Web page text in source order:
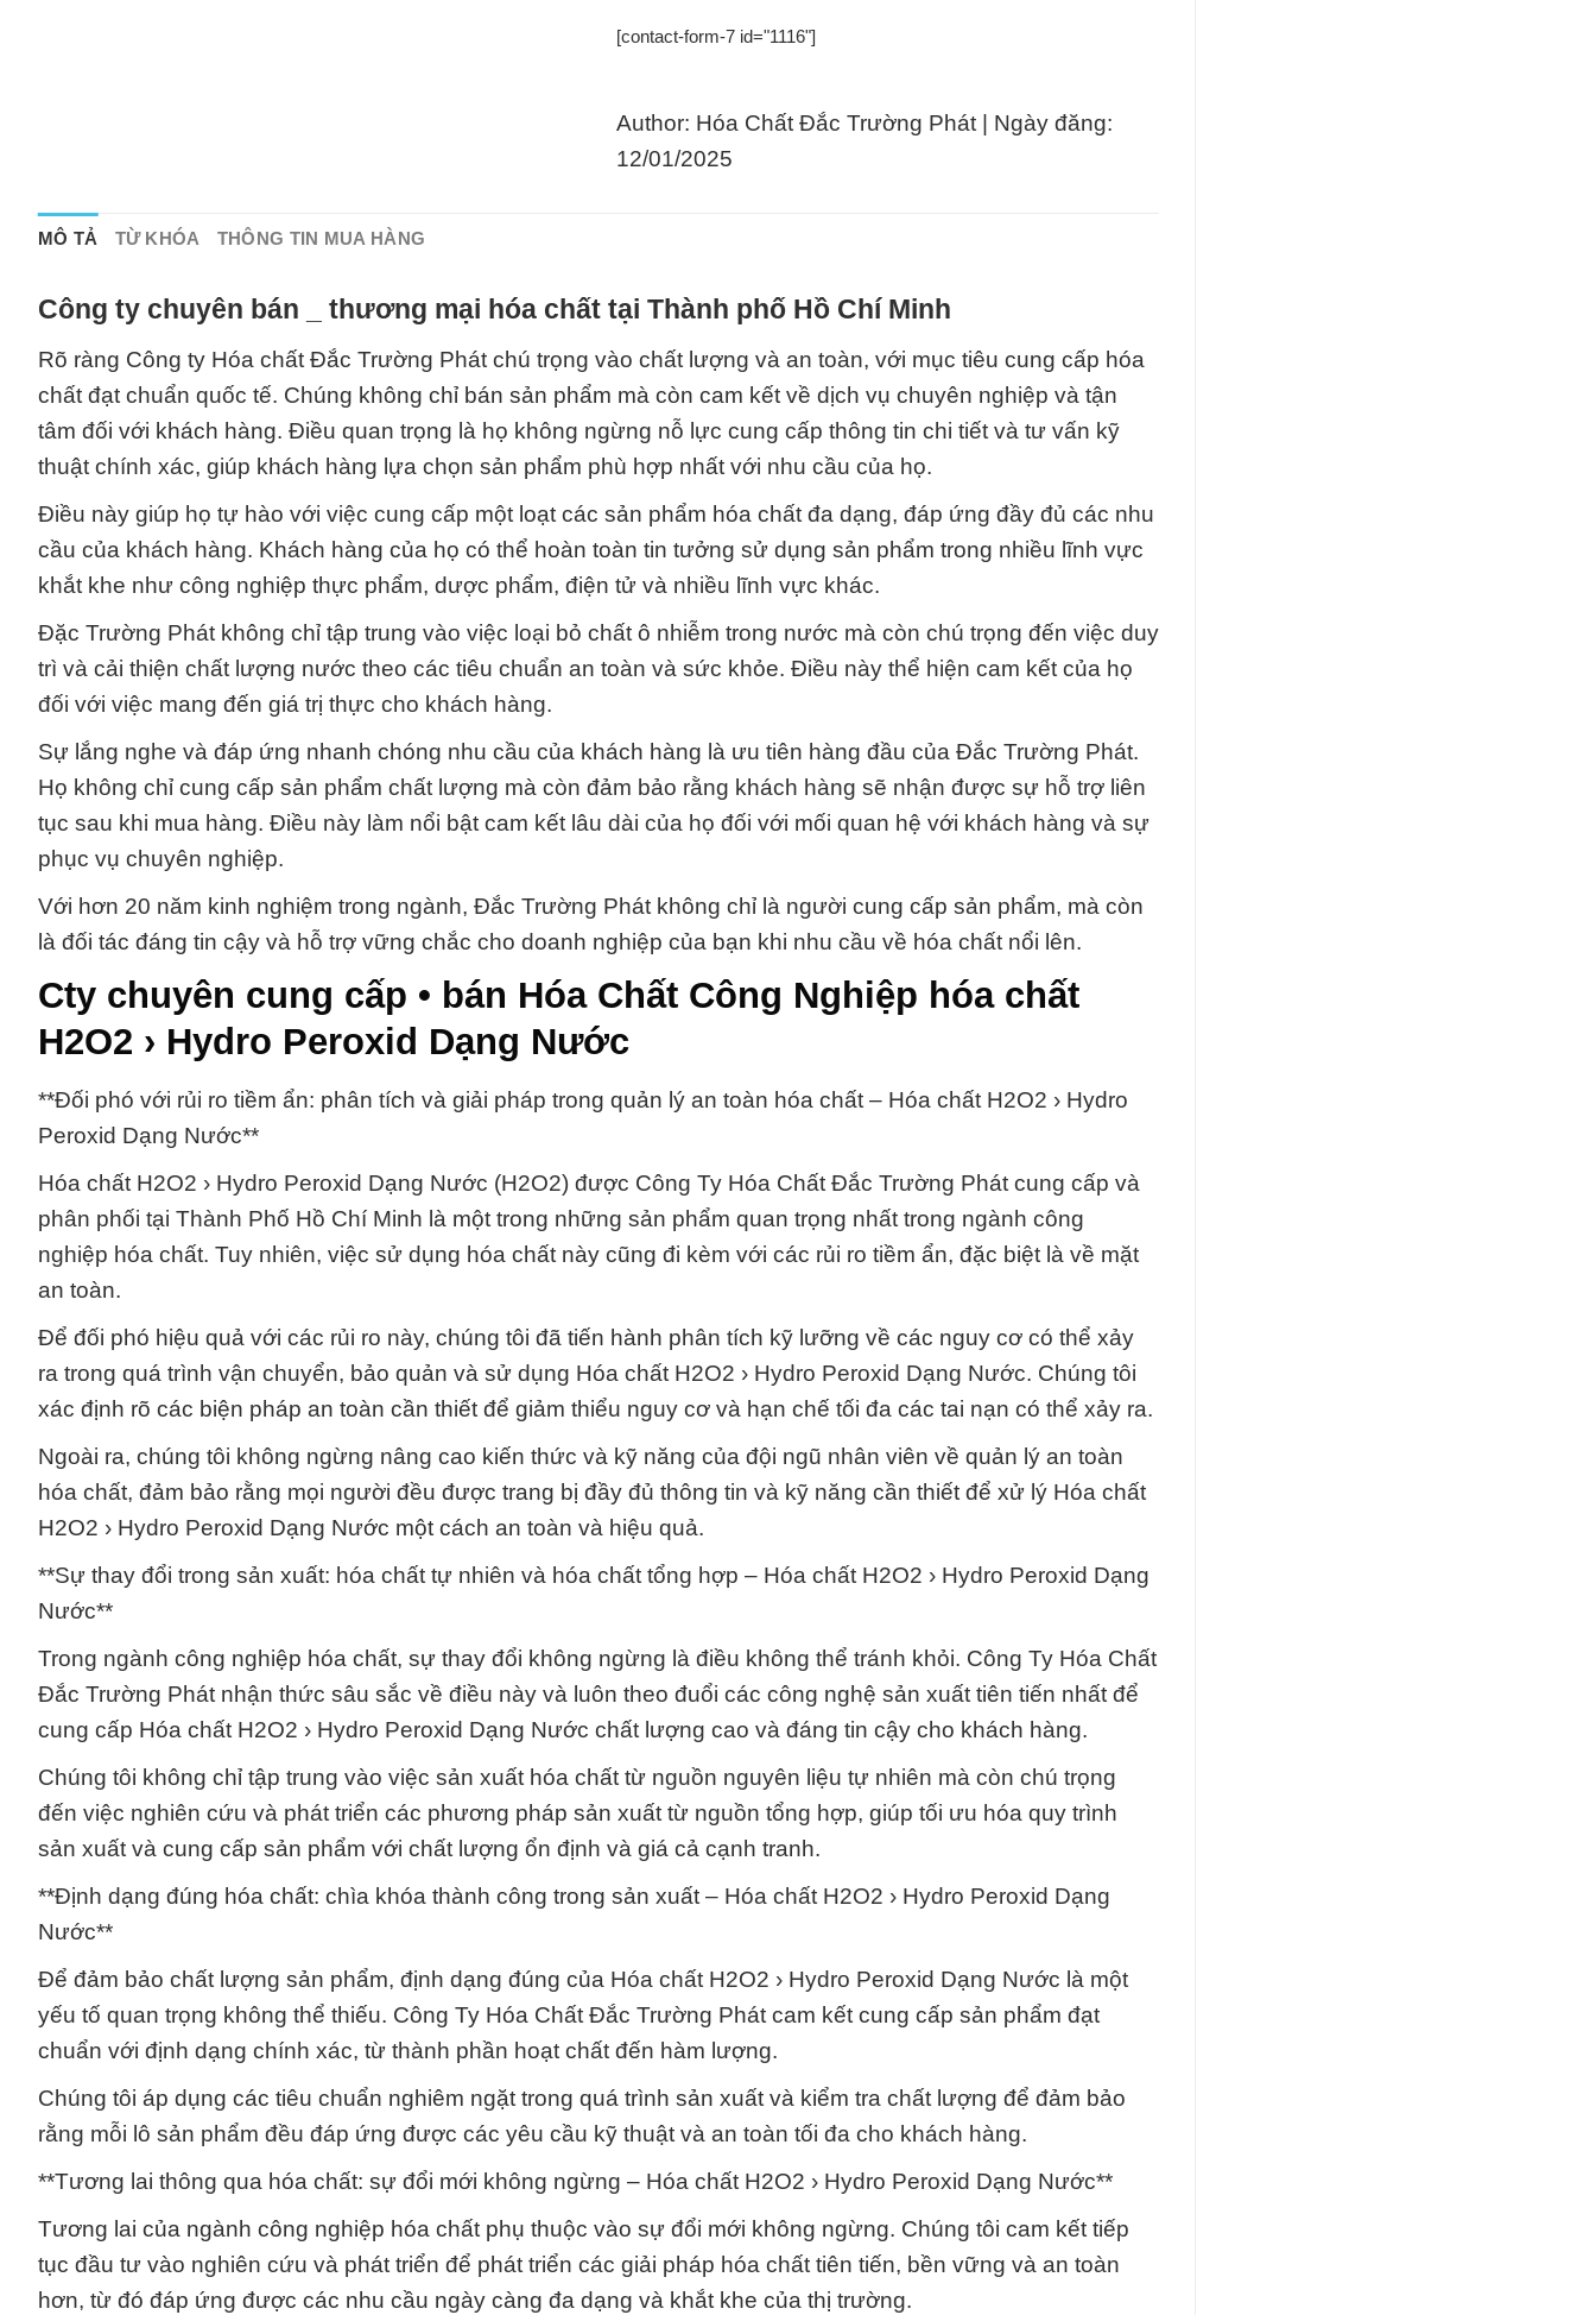
[contact-form-7 id="1116"]
Author: Hóa Chất Đắc Trường Phát | Ngày đăng:
12/01/2025
MÔ TẢ TỪ KHÓA THÔNG TIN MUA HÀNG
Công ty chuyên bán _ thương mại hóa chất tại Thành phố Hồ Chí Minh
Rõ ràng Công ty Hóa chất Đắc Trường Phát chú trọng vào chất lượng và an toàn, với mục tiêu cung cấp hóa
chất đạt chuẩn quốc tế. Chúng không chỉ bán sản phẩm mà còn cam kết về dịch vụ chuyên nghiệp và tận
tâm đối với khách hàng. Điều quan trọng là họ không ngừng nỗ lực cung cấp thông tin chi tiết và tư vấn kỹ
thuật chính xác, giúp khách hàng lựa chọn sản phẩm phù hợp nhất với nhu cầu của họ.
Điều này giúp họ tự hào với việc cung cấp một loạt các sản phẩm hóa chất đa dạng, đáp ứng đầy đủ các nhu
cầu của khách hàng. Khách hàng của họ có thể hoàn toàn tin tưởng sử dụng sản phẩm trong nhiều lĩnh vực
khắt khe như công nghiệp thực phẩm, dược phẩm, điện tử và nhiều lĩnh vực khác.
Đặc Trường Phát không chỉ tập trung vào việc loại bỏ chất ô nhiễm trong nước mà còn chú trọng đến việc duy
trì và cải thiện chất lượng nước theo các tiêu chuẩn an toàn và sức khỏe. Điều này thể hiện cam kết của họ
đối với việc mang đến giá trị thực cho khách hàng.
Sự lắng nghe và đáp ứng nhanh chóng nhu cầu của khách hàng là ưu tiên hàng đầu của Đắc Trường Phát.
Họ không chỉ cung cấp sản phẩm chất lượng mà còn đảm bảo rằng khách hàng sẽ nhận được sự hỗ trợ liên
tục sau khi mua hàng. Điều này làm nổi bật cam kết lâu dài của họ đối với mối quan hệ với khách hàng và sự
phục vụ chuyên nghiệp.
Với hơn 20 năm kinh nghiệm trong ngành, Đắc Trường Phát không chỉ là người cung cấp sản phẩm, mà còn
là đối tác đáng tin cậy và hỗ trợ vững chắc cho doanh nghiệp của bạn khi nhu cầu về hóa chất nổi lên.
Cty chuyên cung cấp • bán Hóa Chất Công Nghiệp hóa chất
H2O2 › Hydro Peroxid Dạng Nước
**Đối phó với rủi ro tiềm ẩn: phân tích và giải pháp trong quản lý an toàn hóa chất – Hóa chất H2O2 › Hydro
Peroxid Dạng Nước**
Hóa chất H2O2 › Hydro Peroxid Dạng Nước (H2O2) được Công Ty Hóa Chất Đắc Trường Phát cung cấp và
phân phối tại Thành Phố Hồ Chí Minh là một trong những sản phẩm quan trọng nhất trong ngành công
nghiệp hóa chất. Tuy nhiên, việc sử dụng hóa chất này cũng đi kèm với các rủi ro tiềm ẩn, đặc biệt là về mặt
an toàn.
Để đối phó hiệu quả với các rủi ro này, chúng tôi đã tiến hành phân tích kỹ lưỡng về các nguy cơ có thể xảy
ra trong quá trình vận chuyển, bảo quản và sử dụng Hóa chất H2O2 › Hydro Peroxid Dạng Nước. Chúng tôi
xác định rõ các biện pháp an toàn cần thiết để giảm thiểu nguy cơ và hạn chế tối đa các tai nạn có thể xảy ra.
Ngoài ra, chúng tôi không ngừng nâng cao kiến thức và kỹ năng của đội ngũ nhân viên về quản lý an toàn
hóa chất, đảm bảo rằng mọi người đều được trang bị đầy đủ thông tin và kỹ năng cần thiết để xử lý Hóa chất
H2O2 › Hydro Peroxid Dạng Nước một cách an toàn và hiệu quả.
**Sự thay đổi trong sản xuất: hóa chất tự nhiên và hóa chất tổng hợp – Hóa chất H2O2 › Hydro Peroxid Dạng
Nước**
Trong ngành công nghiệp hóa chất, sự thay đổi không ngừng là điều không thể tránh khỏi. Công Ty Hóa Chất
Đắc Trường Phát nhận thức sâu sắc về điều này và luôn theo đuổi các công nghệ sản xuất tiên tiến nhất để
cung cấp Hóa chất H2O2 › Hydro Peroxid Dạng Nước chất lượng cao và đáng tin cậy cho khách hàng.
Chúng tôi không chỉ tập trung vào việc sản xuất hóa chất từ nguồn nguyên liệu tự nhiên mà còn chú trọng
đến việc nghiên cứu và phát triển các phương pháp sản xuất từ nguồn tổng hợp, giúp tối ưu hóa quy trình
sản xuất và cung cấp sản phẩm với chất lượng ổn định và giá cả cạnh tranh.
**Định dạng đúng hóa chất: chìa khóa thành công trong sản xuất – Hóa chất H2O2 › Hydro Peroxid Dạng
Nước**
Để đảm bảo chất lượng sản phẩm, định dạng đúng của Hóa chất H2O2 › Hydro Peroxid Dạng Nước là một
yếu tố quan trọng không thể thiếu. Công Ty Hóa Chất Đắc Trường Phát cam kết cung cấp sản phẩm đạt
chuẩn với định dạng chính xác, từ thành phần hoạt chất đến hàm lượng.
Chúng tôi áp dụng các tiêu chuẩn nghiêm ngặt trong quá trình sản xuất và kiểm tra chất lượng để đảm bảo
rằng mỗi lô sản phẩm đều đáp ứng được các yêu cầu kỹ thuật và an toàn tối đa cho khách hàng.
**Tương lai thông qua hóa chất: sự đổi mới không ngừng – Hóa chất H2O2 › Hydro Peroxid Dạng Nước**
Tương lai của ngành công nghiệp hóa chất phụ thuộc vào sự đổi mới không ngừng. Chúng tôi cam kết tiếp
tục đầu tư vào nghiên cứu và phát triển để phát triển các giải pháp hóa chất tiên tiến, bền vững và an toàn
hơn, từ đó đáp ứng được các nhu cầu ngày càng đa dạng và khắt khe của thị trường.